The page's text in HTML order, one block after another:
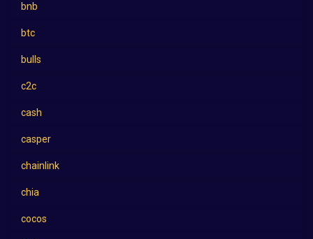
bnb
btc
bulls
c2c
cash
casper
chainlink
chia
cocos